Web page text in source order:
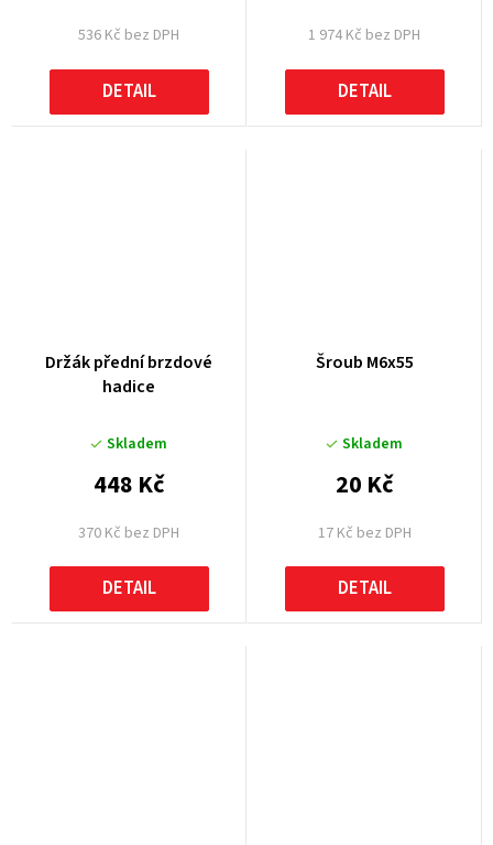
536 Kč bez DPH
DETAIL
1 974 Kč bez DPH
DETAIL
Držák přední brzdové
hadice
Skladem
370 Kč bez DPH
448 Kč
DETAIL
Šroub M6x55
Skladem
17 Kč bez DPH
20 Kč
DETAIL